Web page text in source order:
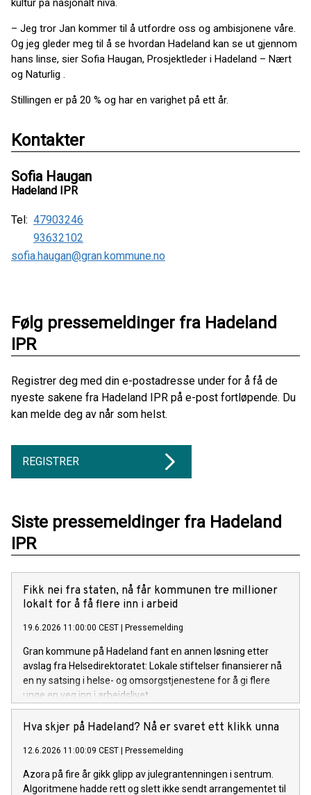
kultur på nasjonalt nivå.
– Jeg tror Jan kommer til å utfordre oss og ambisjonene våre.
Og jeg gleder meg til å se hvordan Hadeland kan se ut gjennom
hans linse, sier Sofia Haugan, Prosjektleder i Hadeland – Nært
og Naturlig .
Stillingen er på 20 % og har en varighet på ett år.
Kontakter
Sofia Haugan
Hadeland IPR
Tel: 47903246
93632102
sofia.haugan@gran.kommune.no
Følg pressemeldinger fra Hadeland
IPR
Registrer deg med din e-postadresse under for å få de
nyeste sakene fra Hadeland IPR på e-post fortløpende. Du
kan melde deg av når som helst.
REGISTRER
Siste pressemeldinger fra Hadeland
IPR
Fikk nei fra staten, nå får kommunen tre millioner
lokalt for å få flere inn i arbeid
19.6.2026 11:00:00 CEST Pressemelding
Gran kommune på Hadeland fant en annen løsning etter
avslag fra Helsedirektoratet: Lokale stiftelser finansierer nå
en ny satsing i helse- og omsorgstjenestene for å gi flere
unge en veg inn i arbeidslivet.
Hva skjer på Hadeland? Nå er svaret ett klikk unna
12.6.2026 11:00:09 CEST Pressemelding
Azora på fire år gikk glipp av julegrantenningen i sentrum.
Algoritmene hadde rett og slett ikke sendt arrangementet til